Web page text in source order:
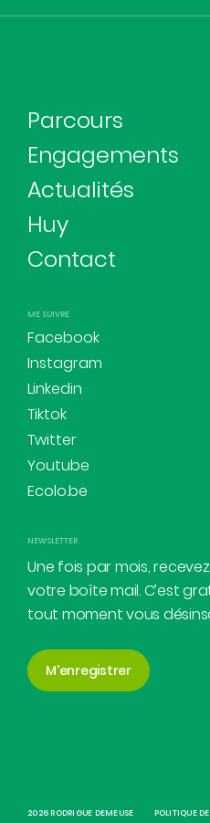
Parcours
Engagements
Actualités
Huy
Contact
ME SUIVRE
Facebook
Instagram
Linkedin
Tiktok
Twitter
Youtube
Ecolo.be
NEWSLETTER
Une fois par mois,
votre boîte mail. C’est
tout moment vous
M'enregistrer
2026 RODRIGUE DEMEUSE POLITIQUE